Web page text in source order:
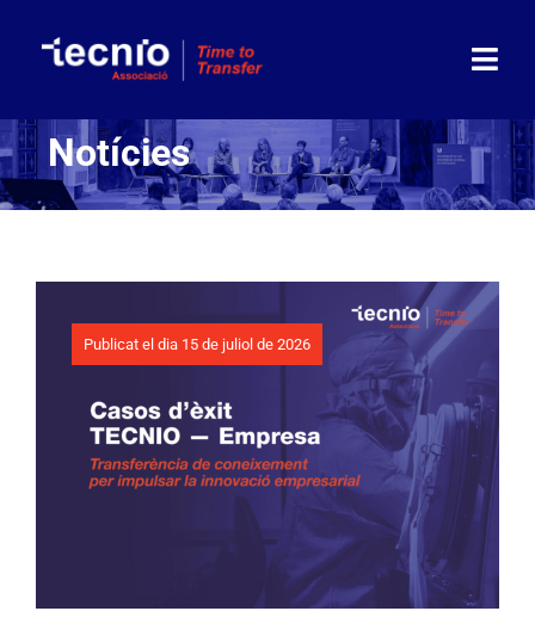
content
Associació
Socis
Partners
Actualitat
Agenda
Contacte
Notícies
Publicat el dia 15 de juliol de 2026